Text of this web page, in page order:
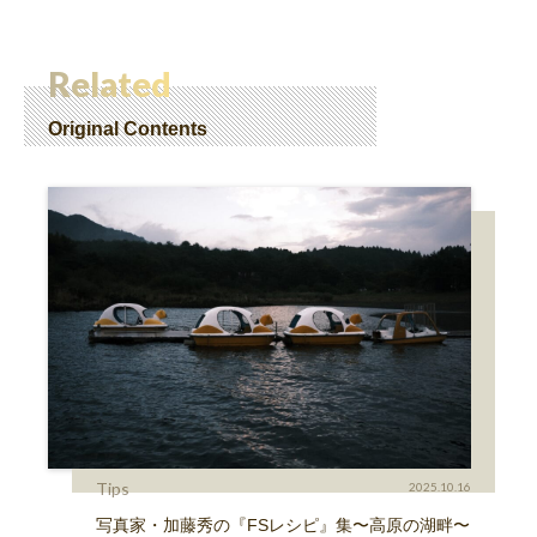
Related
Original Contents
Tips 2025.10.16
写真家・加藤秀の『FSレシピ』集〜高原の湖畔〜